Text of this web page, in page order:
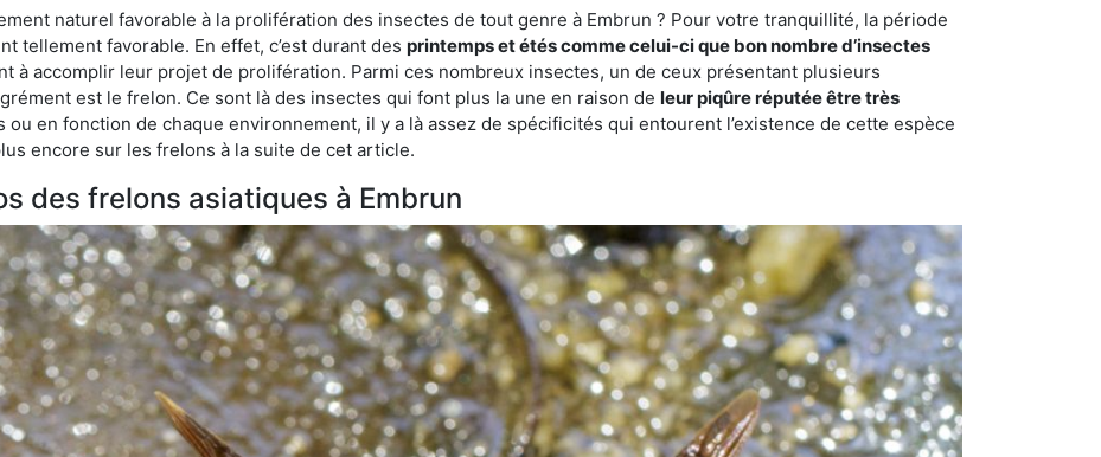
naturel favorable à la prolifération des insectes de tout genre à Embrun ? Pour votre tranquillité, la période
tellement favorable. En effet, c’est durant des printemps et étés comme celui-ci que bon nombre d’insectes
à accomplir leur projet de prolifération. Parmi ces nombreux insectes, un de ceux présentant plusieurs
est le frelon. Ce sont là des insectes qui font plus la une en raison de leur piqûre réputée être très
ou en fonction de chaque environnement, il y a là assez de spécificités qui entourent l’existence de cette espèce
encore sur les frelons à la suite de cet article.
des frelons asiatiques à Embrun